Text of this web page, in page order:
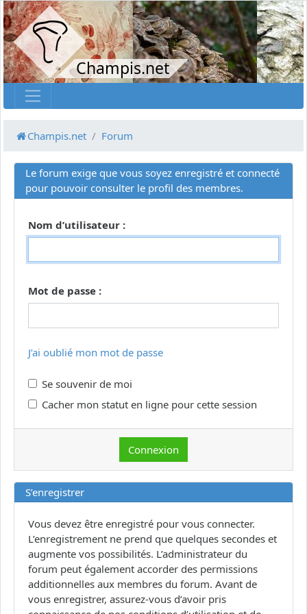
Champis.net
Champis.net Forum
Le forum exige que vous soyez enregistré et connecté
pour pouvoir consulter le profil des membres.
Nom d’utilisateur :
Mot de passe :
J’ai oublié mon mot de passe
Se souvenir de moi
Cacher mon statut en ligne pour cette session
S’enregistrer
Vous devez être enregistré pour vous connecter.
L’enregistrement ne prend que quelques secondes et
augmente vos possibilités. L’administrateur du
forum peut également accorder des permissions
additionnelles aux membres du forum. Avant de
vous enregistrer, assurez-vous d’avoir pris